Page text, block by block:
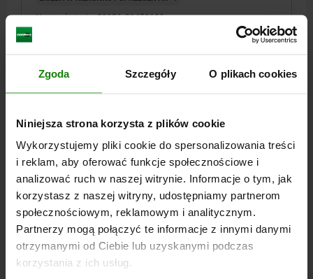
Zgoda Szczegóły O plikach cookies
Niniejsza strona korzysta z plików cookie
Wykorzystujemy pliki cookie do spersonalizowania treści
i reklam, aby oferować funkcje społecznościowe i
analizować ruch w naszej witrynie. Informacje o tym, jak
korzystasz z naszej witryny, udostępniamy partnerom
społecznościowym, reklamowym i analitycznym.
Partnerzy mogą połączyć te informacje z innymi danymi
otrzymanymi od Ciebie lub uzyskanymi podczas
korzystania z ich usług.
Nr zamówienia:01126-31450100
plus koszty wysyłki
PLYTA BAZOWA Z ROWKIEM TEOWYM, FORMA:C
L=1200, B=600, H=60, BN=14, GJL300
DŁUGOŚĆ=1200